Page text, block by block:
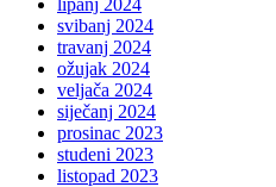
lipanj 2024
svibanj 2024
travanj 2024
ožujak 2024
veljača 2024
siječanj 2024
prosinac 2023
studeni 2023
listopad 2023